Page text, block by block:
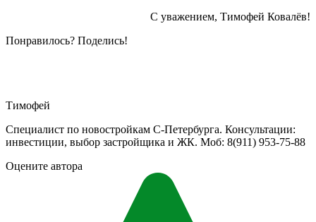
С уважением, Тимофей Ковалёв!
Понравилось? Поделись!
Тимофей
Специалист по новостройкам С-Петербурга. Консультации:
инвестиции, выбор застройщика и ЖК. Моб: 8(911) 953-75-88
Оцените автора